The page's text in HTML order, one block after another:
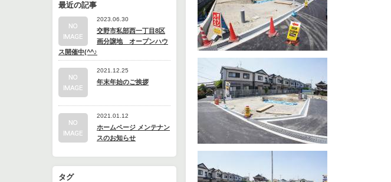
最近の記事
2023.06.30
交野市私部西一丁目8区
画分譲地 オープンハウ
ス開催中(^^♪
2021.12.25
年末年始のご挨拶
2021.01.12
ホームページ メンテナン
スのお知らせ
タグ